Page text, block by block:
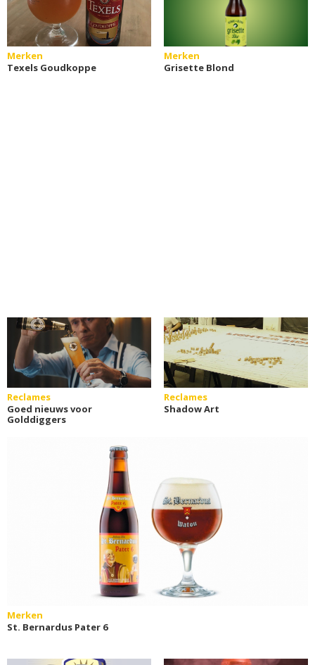
Merken
Texels Goudkoppe
Merken
Grisette Blond
Reclames
Goed nieuws voor
Golddiggers
Reclames
Shadow Art
Merken
St. Bernardus Pater 6